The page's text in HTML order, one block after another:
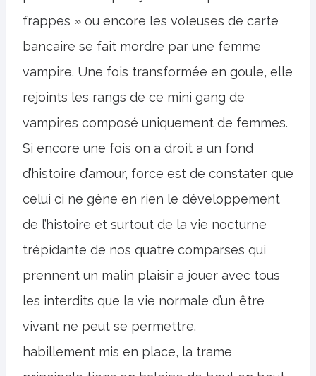
frappes » ou encore les voleuses de carte
bancaire se fait mordre par une femme
vampire. Une fois transformée en goule, elle
rejoints les rangs de ce mini gang de
vampires composé uniquement de femmes.
Si encore une fois on a droit a un fond
d’histoire d’amour, force est de constater que
celui ci ne gène en rien le développement
de l’histoire et surtout de la vie nocturne
trépidante de nos quatre comparses qui
prennent un malin plaisir a jouer avec tous
les interdits que la vie normale d’un être
vivant ne peut se permettre.
habillement mis en place, la trame